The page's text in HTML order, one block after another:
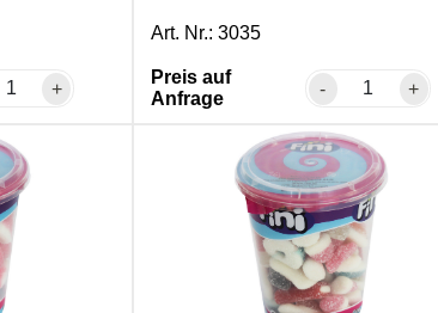
+
Art. Nr.: 3035
Preis auf
Anfrage
- +